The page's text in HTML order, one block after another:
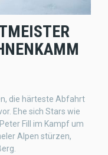
die härteste Abfahrt
Ehe sich Stars wie
Fill im Kampf um
Alpen stürzen,